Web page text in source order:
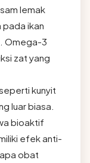
lemak
ikan
Omega-3
zat yang
kunyit
luar biasa.
bioaktif
efek anti-
obat